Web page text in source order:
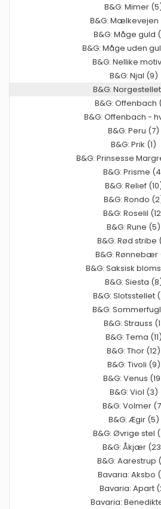
B&G: Mimer
B&G: Mælkevejen
B&G: Måge guld
B&G: Måge uden
B&G: Nellike
B&G: Njal (9)
B&G:
B&G: Offenbach
B&G: Offenbach -
B&G: Peru (7)
B&G: Prik (1)
B&G: Prinsesse
B&G: Prisme
B&G: Relief
B&G: Rondo
B&G: Roselil
B&G: Rune (5)
B&G: Rød stribe
B&G: Rønnebær
B&G: Saksisk
B&G: Siesta
B&G: Slotsstellet
B&G:
B&G: Strauss
B&G: Tema (11)
B&G: Thor (12)
B&G: Tivoli (9)
B&G: Venus
B&G: Viol (3)
B&G: Volmer
B&G: Ægir (5)
B&G: Øvrige stel
B&G: Åkjær
B&G: Aarestrup
Bavaria: Aksbo
Bavaria: Apart
Bavaria: